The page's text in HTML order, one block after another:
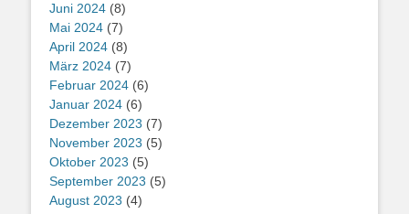
Juni 2024 (8)
Mai 2024 (7)
April 2024 (8)
März 2024 (7)
Februar 2024 (6)
Januar 2024 (6)
Dezember 2023 (7)
November 2023 (5)
Oktober 2023 (5)
September 2023 (5)
August 2023 (4)